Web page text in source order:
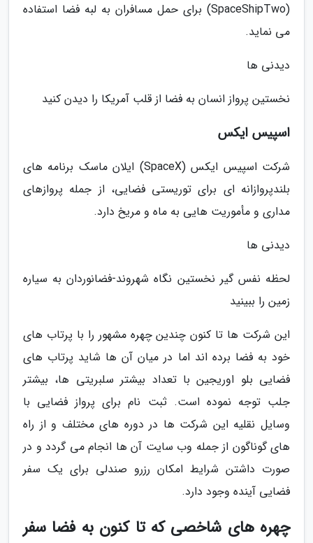
(SpaceShipTwo) برای حمل مسافران به لبه فضا استفاده
می نماید.
دیدنی ها
نخستین پرواز انسان به فضا از قلب آمریکا را دیدن کنید
اسپیس ایکس
شرکت اسپیس ایکس (SpaceX) ایلان ماسک برنامه های
بلندپروازانه ای برای توریستی فضایی، از جمله پروازهای
مداری و مأموریت هایی به ماه و مریخ دارد.
دیدنی ها
لحظه نفس گیر نخستین نگاه شهروند-فضانوردان به سیاره
زمین را ببینید
این شرکت ها تا کنون چندین چهره مشهور را با پرتاب های
خود به فضا برده اند اما در میان آن ها شاید پرتاب های
فضایی بلو اوریجین با تعداد بیشتر سلبریتی ها، بیشتر
جلب توجه نموده است. ثبت نام برای پرواز فضایی با
وسایل نقلیه این شرکت ها در دوره های مختلف و از راه
های گوناگون از جمله وب سایت آن ها انجام می گردد و در
صورت داشتن شرایط امکان رزرو صندلی برای یک سفر
فضایی آینده وجود دارد.
چهره های شاخصی که تا کنون به فضا سفر